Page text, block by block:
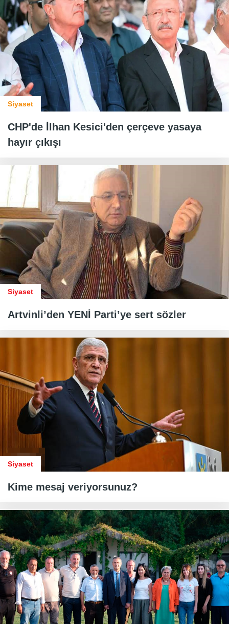
Siyaset
CHP'de İlhan Kesici'den çerçeve yasaya
hayır çıkışı
Siyaset
Artvinli’den YENİ Parti’ye sert sözler
Siyaset
Kime mesaj veriyorsunuz?